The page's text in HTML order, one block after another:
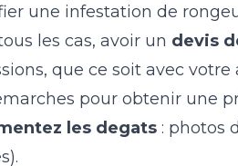
une infestation de
les cas, avoir un devis
que ce soit avec
pour obtenir une
les degats : photos